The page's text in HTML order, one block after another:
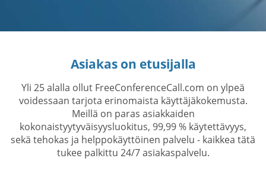
Asiakas on etusijalla
Yli 25 alalla ollut FreeConferenceCall.com on ylpeä
voidessaan tarjota erinomaista käyttäjäkokemusta.
Meillä on paras asiakkaiden
kokonaistyytyväisyysluokitus, 99,99 % käytettävyys,
sekä tehokas ja helppokäyttöinen palvelu - kaikkea tätä
tukee palkittu 24/7 asiakaspalvelu.